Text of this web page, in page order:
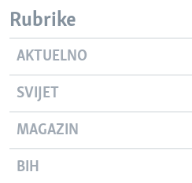
Rubrike
AKTUELNO
SVIJET
MAGAZIN
BIH